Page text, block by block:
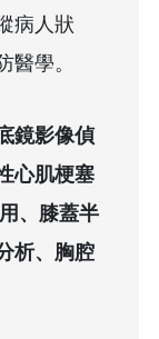
病人狀
醫學。
鏡影像偵
心肌梗塞
、膝蓋半
析、胸腔